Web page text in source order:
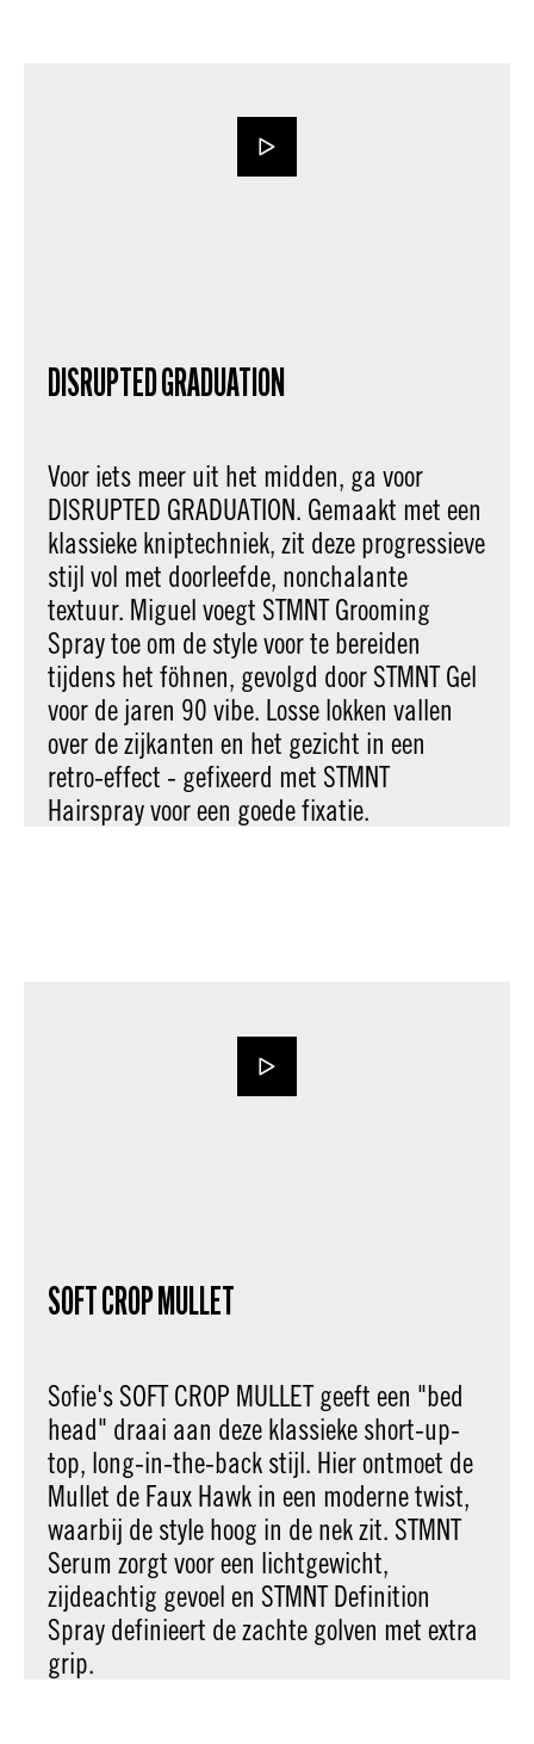
DISRUPTED GRADUATION
Voor iets meer uit het midden, ga voor
DISRUPTED GRADUATION. Gemaakt met een
klassieke kniptechniek, zit deze progressieve
stijl vol met doorleefde, nonchalante
textuur. Miguel voegt STMNT Grooming
Spray toe om de style voor te bereiden
tijdens het föhnen, gevolgd door STMNT Gel
voor de jaren 90 vibe. Losse lokken vallen
over de zijkanten en het gezicht in een
retro-effect - gefixeerd met STMNT
Hairspray voor een goede fixatie.
SOFT CROP MULLET
Sofie's SOFT CROP MULLET geeft een "bed
head" draai aan deze klassieke short-up-
top, long-in-the-back stijl. Hier ontmoet de
Mullet de Faux Hawk in een moderne twist,
waarbij de style hoog in de nek zit. STMNT
Serum zorgt voor een lichtgewicht,
zijdeachtig gevoel en STMNT Definition
Spray definieert de zachte golven met extra
grip.